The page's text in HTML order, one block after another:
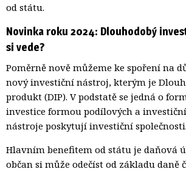
od státu.
Novinka roku 2024: Dlouhodobý
si vede?
Poměrně nově můžeme ke spoření na
nový investiční nástroj, kterým je
produkt (DIP). V podstatě se jedná o
investice formou podílových a
nástroje poskytují investiční společnosti.
Hlavním benefitem od státu je daňová
občan si může odečíst od základu daně